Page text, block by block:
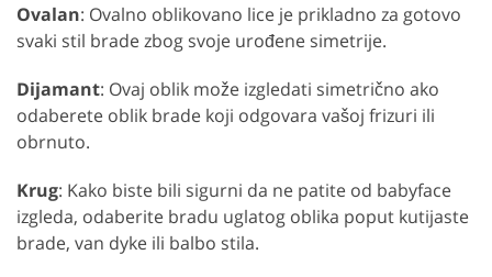
Ovalan: Ovalno oblikovano lice je prikladno za gotovo
svaki stil brade zbog svoje urođene simetrije.
Dijamant: Ovaj oblik može izgledati simetrično ako
odaberete oblik brade koji odgovara vašoj frizuri ili
obrnuto.
Krug: Kako biste bili sigurni da ne patite od babyface
izgleda, odaberite bradu uglatog oblika poput kutijaste
brade, van dyke ili balbo stila.